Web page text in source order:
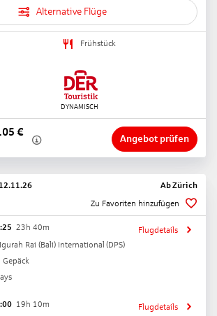
Alternative Flüge
Frühstück
€
Angebot prüfen
AbZürich
Zu Favoriten hinzufügen
23h 40m
Rai (Bali) International (DPS)
Gepäck
Flugdetails
19h 10m
Flugdetails